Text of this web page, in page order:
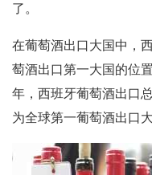
了。
在葡萄酒出口大国中，
萄酒出口第一大国的位
年，西班牙葡萄酒出口
为全球第一葡萄酒出口大